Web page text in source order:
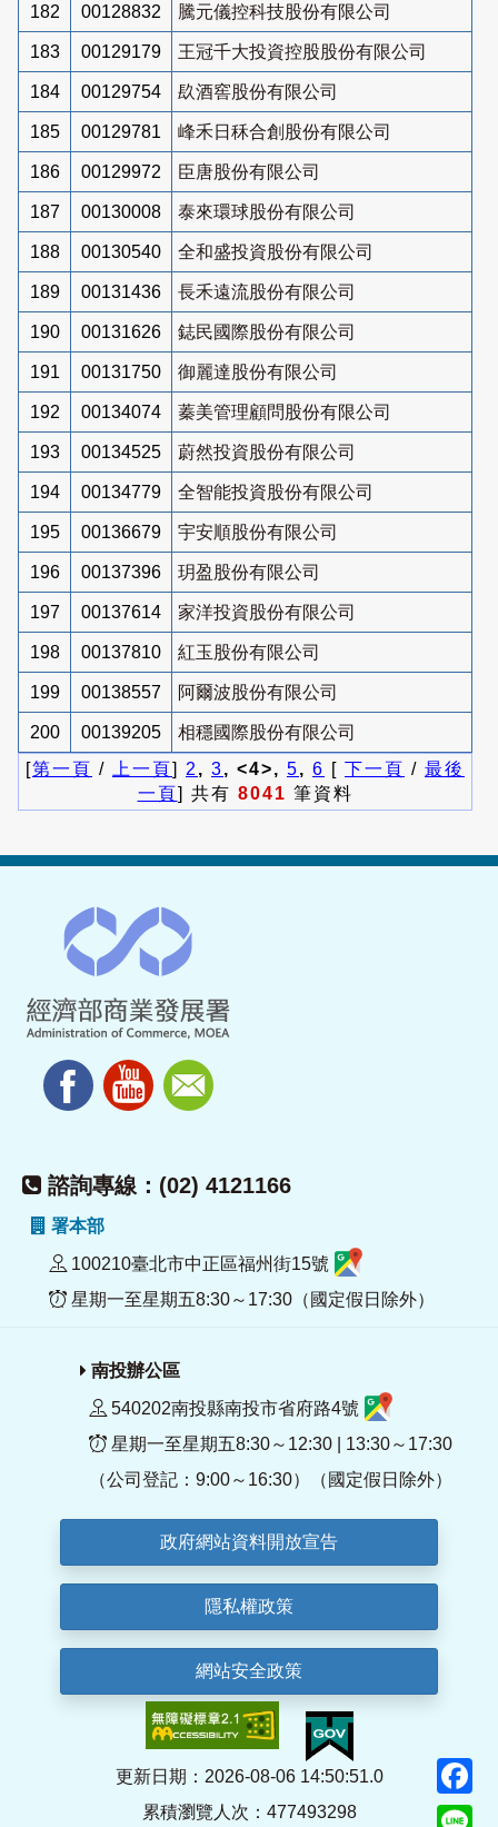
182 00128832 騰元儀控科技股份有限公司
183 00129179 王冠千大投資控股股份有限公司
184 00129754 镹酒窖股份有限公司
185 00129781 峰禾日秝合創股份有限公司
186 00129972 臣唐股份有限公司
187 00130008 泰來環球股份有限公司
188 00130540 全和盛投資股份有限公司
189 00131436 長禾遠流股份有限公司
190 00131626 鋕民國際股份有限公司
191 00131750 御麗達股份有限公司
192 00134074 蓁美管理顧問股份有限公司
193 00134525 蔚然投資股份有限公司
194 00134779 全智能投資股份有限公司
195 00136679 宇安順股份有限公司
196 00137396 玥盈股份有限公司
197 00137614 家洋投資股份有限公司
198 00137810 紅玉股份有限公司
199 00138557 阿爾波股份有限公司
200 00139205
相穩國際股份有限公司
[第一頁 / 上一頁] 2 , 3, <4>, 5, 6 [ 下一頁 / 最後
一頁] 共有 8041 筆資料
諮詢專線：(02) 4121166
署本部
100210臺北市中正區福州街15號
星期一至星期五8:30～17:30（國定假日除外）
南投辦公區
540202南投縣南投市省府路4號
星期一至星期五8:30～12:30 | 13:30～17:30
（公司登記：9:00～16:30）（國定假日除外）
政府網站資料開放宣告
隱私權政策
網站安全政策
更新日期：2026-08-06 14:50:51.0
累積瀏覽人次：477493298